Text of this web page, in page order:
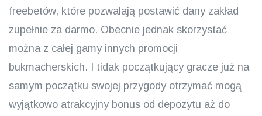
freebetów, które pozwalają postawić dany zakład
zupełnie za darmo. Obecnie jednak skorzystać
można z całej gamy innych promocji
bukmacherskich. I tidak początkujący gracze już na
samym początku swojej przygody otrzymać mogą
wyjątkowo atrakcyjny bonus od depozytu aż do